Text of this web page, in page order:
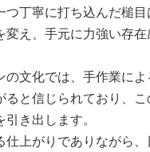
つ丁寧に打ち込んだ槌
変え、手元に力強い存在
の文化では、手作業に
ると信じられており、
き出します。
仕上がりでありながら